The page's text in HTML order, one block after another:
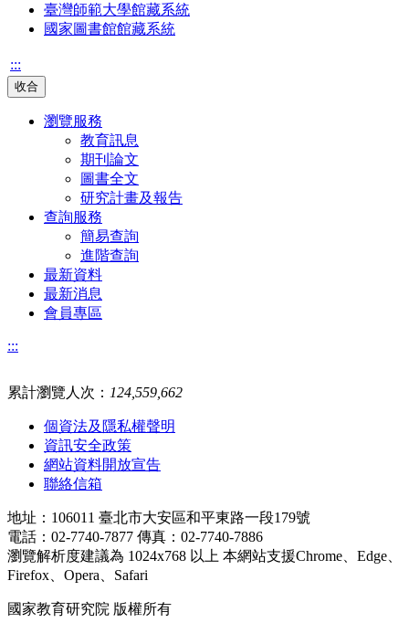
臺灣師範大學館藏系統
國家圖書館館藏系統
:::
收合
瀏覽服務
教育訊息
期刊論文
圖書全文
研究計畫及報告
查詢服務
簡易查詢
進階查詢
最新資料
最新消息
會員專區
:::
累計瀏覽人次： 124,559,662
個資法及隱私權聲明
資訊安全政策
網站資料開放宣告
聯絡信箱
地址：106011 臺北市大安區和平東路一段179號
電話：02-7740-7877 傳真：02-7740-7886
瀏覽解析度建議為 1024x768 以上 本網站支援Chrome、Edge、
Firefox、Opera、Safari
國家教育研究院 版權所有